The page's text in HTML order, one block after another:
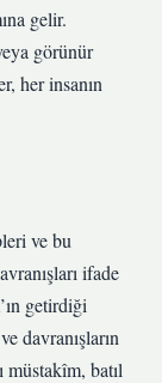
gelir.
görünür
her insanın
ve bu
ifade
getirdiği
davranışların
müstakîm, batıl